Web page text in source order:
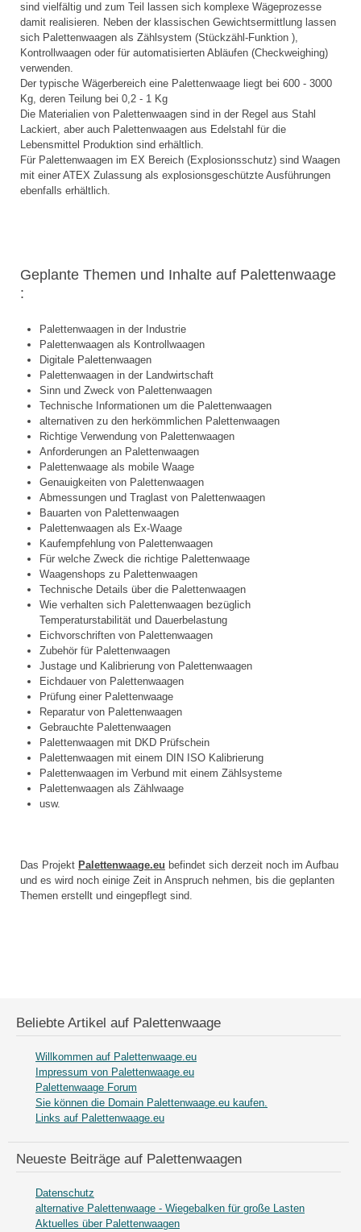
sind vielfältig und zum Teil lassen sich komplexe Wägeprozesse
damit realisieren. Neben der klassischen Gewichtsermittlung lassen
sich Palettenwaagen als Zählsystem (Stückzähl-Funktion ),
Kontrollwaagen oder für automatisierten Abläufen (Checkweighing)
verwenden.
Der typische Wägerbereich eine Palettenwaage liegt bei 600 - 3000
Kg, deren Teilung bei 0,2 - 1 Kg
Die Materialien von Palettenwaagen sind in der Regel aus Stahl
Lackiert, aber auch Palettenwaagen aus Edelstahl für die
Lebensmittel Produktion sind erhältlich.
Für Palettenwaagen im EX Bereich (Explosionsschutz) sind Waagen
mit einer ATEX Zulassung als explosionsgeschützte Ausführungen
ebenfalls erhältlich.
Geplante Themen und Inhalte auf Palettenwaage
:
Palettenwaagen in der Industrie
Palettenwaagen als Kontrollwaagen
Digitale Palettenwaagen
Palettenwaagen in der Landwirtschaft
Sinn und Zweck von Palettenwaagen
Technische Informationen um die Palettenwaagen
alternativen zu den herkömmlichen Palettenwaagen
Richtige Verwendung von Palettenwaagen
Anforderungen an Palettenwaagen
Palettenwaage als mobile Waage
Genauigkeiten von Palettenwaagen
Abmessungen und Traglast von Palettenwaagen
Bauarten von Palettenwaagen
Palettenwaagen als Ex-Waage
Kaufempfehlung von Palettenwaagen
Für welche Zweck die richtige Palettenwaage
Waagenshops zu Palettenwaagen
Technische Details über die Palettenwaagen
Wie verhalten sich Palettenwaagen bezüglich
Temperaturstabilität und Dauerbelastung
Eichvorschriften von Palettenwaagen
Zubehör für Palettenwaagen
Justage und Kalibrierung von Palettenwaagen
Eichdauer von Palettenwaagen
Prüfung einer Palettenwaage
Reparatur von Palettenwaagen
Gebrauchte Palettenwaagen
Palettenwaagen mit DKD Prüfschein
Palettenwaagen mit einem DIN ISO Kalibrierung
Palettenwaagen im Verbund mit einem Zählsysteme
Palettenwaagen als Zählwaage
usw.
Das Projekt Palettenwaage.eu befindet sich derzeit noch im Aufbau
und es wird noch einige Zeit in Anspruch nehmen, bis die geplanten
Themen erstellt und eingepflegt sind.
Beliebte Artikel auf Palettenwaage
Willkommen auf Palettenwaage.eu
Impressum von Palettenwaage.eu
Palettenwaage Forum
Sie können die Domain Palettenwaage.eu kaufen.
Links auf Palettenwaage.eu
Neueste Beiträge auf Palettenwaagen
Datenschutz
alternative Palettenwaage - Wiegebalken für große Lasten
Aktuelles über Palettenwaagen